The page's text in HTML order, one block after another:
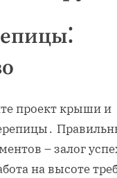
проект крыши и
– залог
на высоте